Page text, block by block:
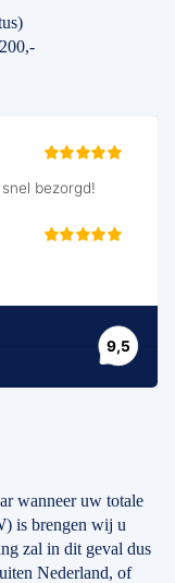
wanneer uw totale
is brengen wij u
zal in dit geval dus
Nederland, of